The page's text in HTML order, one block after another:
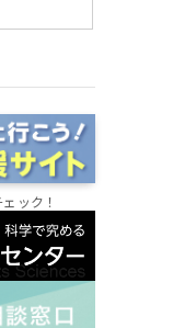
ック！